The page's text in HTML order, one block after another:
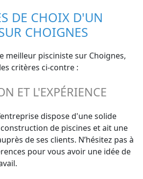
DE CHOIX D'UN
CHOIGNES
meilleur pisciniste sur Choignes,
critères ci-contre :
ET L'EXPÉRIENCE
dispose d'une solide
de piscines et ait une
de ses clients. N’hésitez pas à
pour vous avoir une idée de